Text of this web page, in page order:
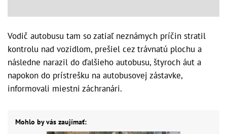
Vodič autobusu tam so zatiaľ neznámych príčin stratil
kontrolu nad vozidlom, prešiel cez trávnatú plochu a
následne narazil do ďalšieho autobusu, štyroch áut a
napokon do prístrešku na autobusovej zástavke,
informovali miestni záchranári.
Mohlo by vás zaujímať: